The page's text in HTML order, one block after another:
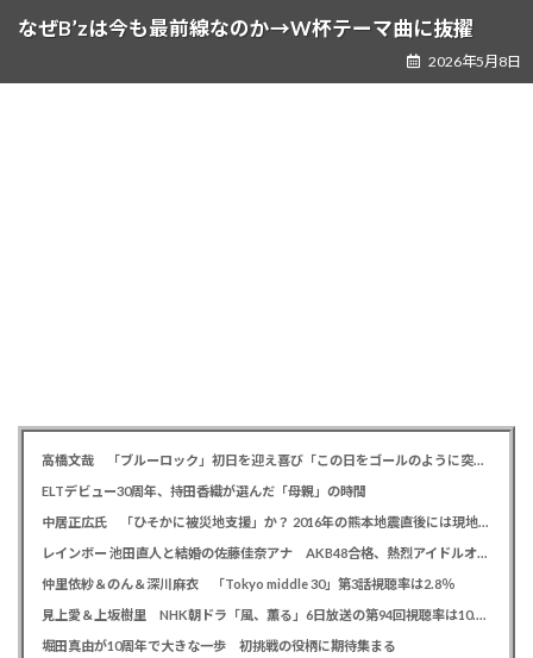
なぜB’zは今も最前線なのか→W杯テーマ曲に抜擢
2026年5月8日
高橋文哉 「ブルーロック」初日を迎え喜び「この日をゴールのように突っ走ってきた」
ELTデビュー30周年、持田香織が選んだ「母親」の時間
中居正広氏 「ひそかに被災地支援」か？ 2016年の熊本地震直後には現地で炊き出し 親友・松本人志の闘病に心を痛め、頻繁に連絡も
レインボー 池田直人と結婚の佐藤佳奈アナ AKB48合格、熱烈アイドルオタク「さかなちゃん」として人気に、7月末に読売テレビ退社
仲里依紗＆のん＆深川麻衣 「Tokyo middle 30」第3話視聴率は2.8％
見上愛＆上坂樹里 NHK朝ドラ「風、薫る」6日放送の第94回視聴率は10.4％
堀田真由が10周年で大きな一歩 初挑戦の役柄に期待集まる